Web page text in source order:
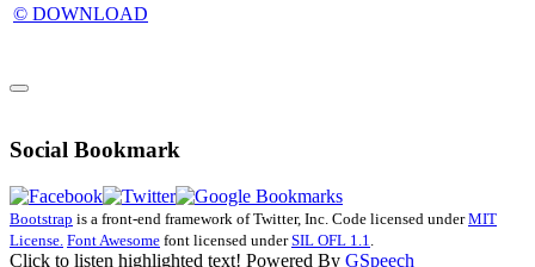
© DOWNLOAD
Social Bookmark
Bootstrap is a front-end framework of Twitter, Inc. Code licensed underMIT
License. Font Awesome font licensed underSIL OFL 1.1
Click to listen highlighted text! Powered By GSpeech